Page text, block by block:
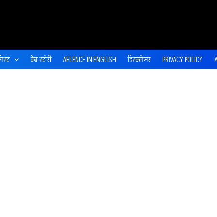
वेब स्‍टोरी AFLENCE IN ENGLISH डिस्‍क्‍लेमर PRIVACY POLICY